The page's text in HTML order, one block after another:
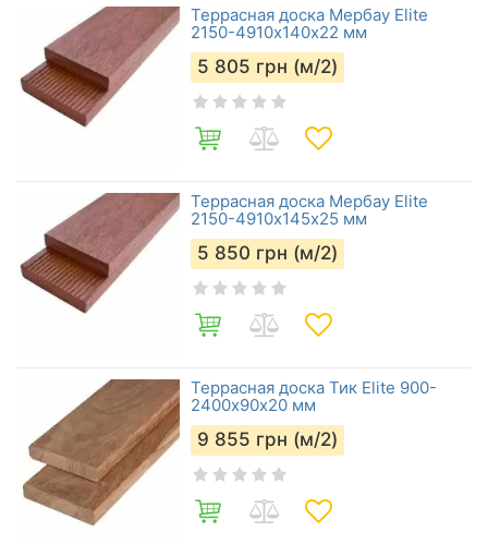
Террасная доска Мербау Elite
2150-4910х140х22 мм
5 805 грн (м/2)
Террасная доска Мербау Elite
2150-4910х145х25 мм
5 850 грн (м/2)
Террасная доска Тик Elite 900-
2400х90х20 мм
9 855 грн (м/2)